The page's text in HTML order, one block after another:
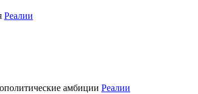
Реалии
Реалии